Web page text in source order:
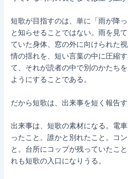
短歌が目指すのは、単に「雨が降
と知らせることではない。雨を見
ていた身体、窓の外に向けられた
情の揺れを、短い言葉の中に圧縮
て、それが読者の中で別のかたち
ようにすることである。
だから短歌は、出来事を短く報告す
出来事は、短歌の素材になる。電
ったこと。誰かと別れたこと。コ
と。台所にコップが残っていたこ
れも短歌の入口になりうる。